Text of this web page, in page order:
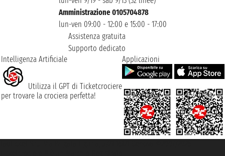
Amministrazione 0105704878
lun-ven 09:00 - 12:00 e 15:00 - 17:00
Assistenza gratuita
Supporto dedicato
Intelligenza Artificiale
Utilizza il GPT di Ticketcrociere
per trovare la crociera perfetta!
Applicazioni